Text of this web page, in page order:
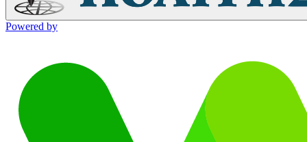
Powered by